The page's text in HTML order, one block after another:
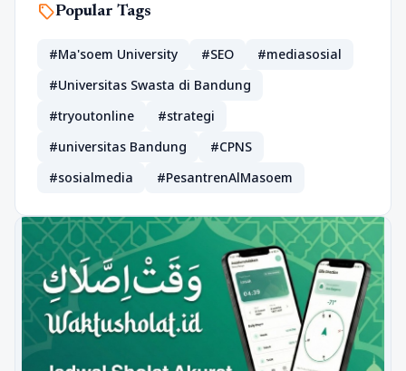
sellPopular Tags
#Ma'soem University #SEO
#mediasosial
#Universitas Swasta di Bandung
#tryoutonline
#strategi
#universitas Bandung
#CPNS
#sosialmedia
#PesantrenAlMasoem